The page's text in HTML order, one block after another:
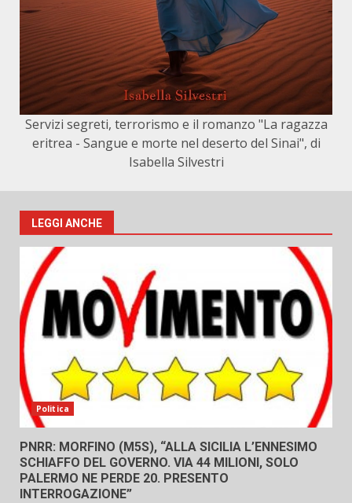
Servizi segreti, terrorismo e il romanzo "La ragazza
eritrea - Sangue e morte nel deserto del Sinai", di
Isabella Silvestri
LEGGI ANCHE
Politica
PNRR: MORFINO (M5S), “ALLA SICILIA L’ENNESIMO
SCHIAFFO DEL GOVERNO. VIA 44 MILIONI, SOLO
PALERMO NE PERDE 20. PRESENTO
INTERROGAZIONE”